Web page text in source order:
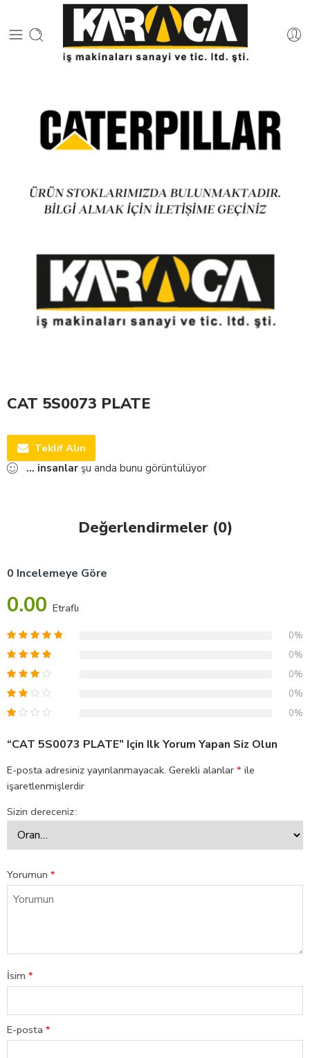
CAT 5S0073 PLATE
Teklif Alın
... insanlar şu anda bunu görüntülüyor
Değerlendirmeler (0)
0 Incelemeye Göre
0.00 Etraflı
0%
0%
0%
0%
0%
“CAT 5S0073 PLATE” Için Ilk Yorum Yapan Siz Olun
E-posta adresiniz yayınlanmayacak. Gerekli alanlar * ile
işaretlenmişlerdir
Sizin dereceniz
Yorumun *
İsim *
E-posta *